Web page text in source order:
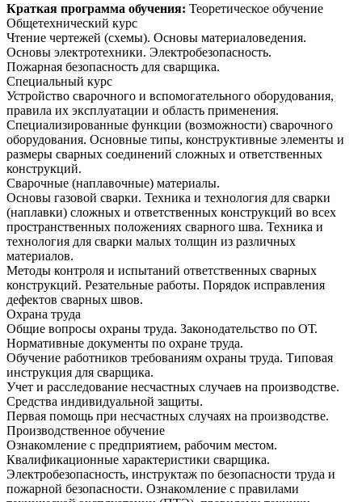
Краткая программа обучения: Теоретическое обучение
Общетехнический курс
Чтение чертежей (схемы). Основы материаловедения.
Основы электротехники. Электробезопасность.
Пожарная безопасность для сварщика.
Специальный курс
Устройство сварочного и вспомогательного оборудования,
правила их эксплуатации и область применения.
Специализированные функции (возможности) сварочного
оборудования. Основные типы, конструктивные элементы и
размеры сварных соединений сложных и ответственных
конструкций.
Сварочные (наплавочные) материалы.
Основы газовой сварки. Техника и технология для сварки
(наплавки) сложных и ответственных конструкций во всех
пространственных положениях сварного шва. Техника и
технология для сварки малых толщин из различных
материалов.
Методы контроля и испытаний ответственных сварных
конструкций. Резательные работы. Порядок исправления
дефектов сварных швов.
Охрана труда
Общие вопросы охраны труда. Законодательство по ОТ.
Нормативные документы по охране труда.
Обучение работников требованиям охраны труда. Типовая
инструкция для сварщика.
Учет и расследование несчастных случаев на производстве.
Средства индивидуальной защиты.
Первая помощь при несчастных случаях на производстве.
Производственное обучение
Ознакомление с предприятием, рабочим местом.
Квалификационные характеристики сварщика.
Электробезопасность, инструктаж по безопасности труда и
пожарной безопасности. Ознакомление с правилами